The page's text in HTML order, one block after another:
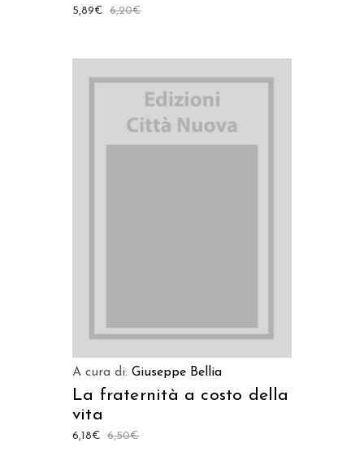
6,20€
5,89€
A cura di: Giuseppe Bellia
La fraternità a costo della
vita
6,50€
6,18€